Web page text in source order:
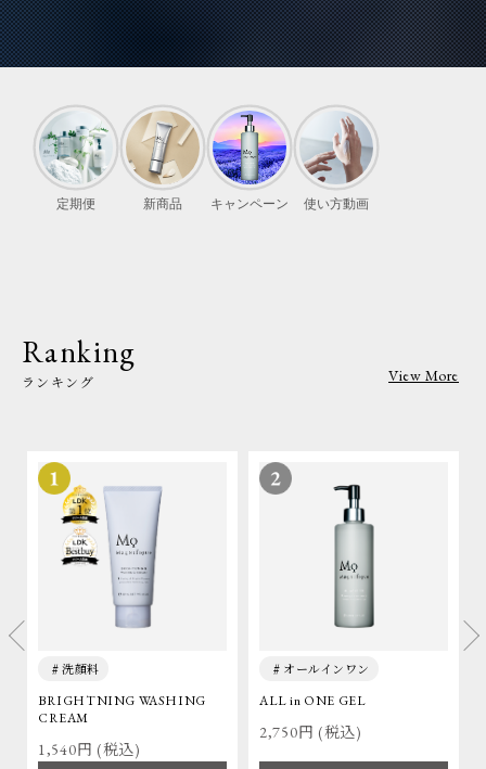
定期便 新商品 キャンペーン 使い方動画
Ranking
ランキング
洗顔料
BRIGHTNING WASHING
CREAM
1,540円 (税込)
オールインワン
ALL in ONE GEL
2,750円 (税込)
View More